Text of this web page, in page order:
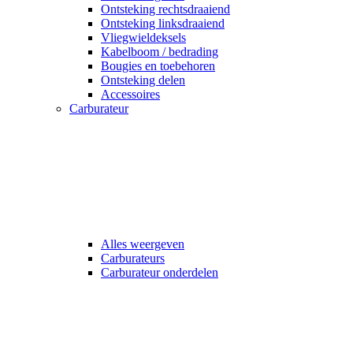
Ontsteking rechtsdraaiend
Ontsteking linksdraaiend
Vliegwieldeksels
Kabelboom / bedrading
Bougies en toebehoren
Ontsteking delen
Accessoires
Carburateur
Alles weergeven
Carburateurs
Carburateur onderdelen